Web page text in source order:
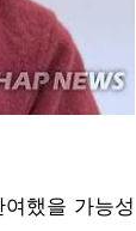
했을 가능성